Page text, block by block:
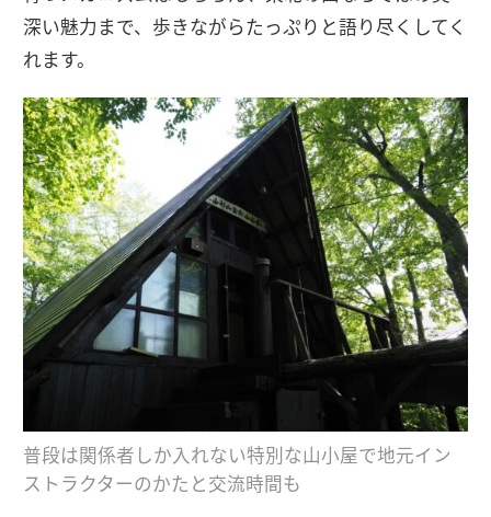
深い魅力まで、歩きながらたっぷりと語り尽くしてく
れます。
普段は関係者しか入れない特別な山小屋で地元イン
ストラクターのかたと交流時間も